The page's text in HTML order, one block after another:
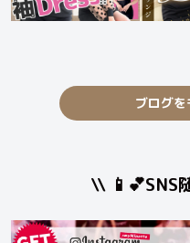
ブログ
\\ 📱💕SNS